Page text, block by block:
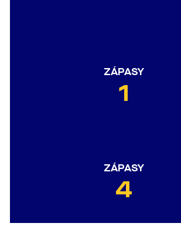
ZÁPASY
1
ZÁPASY
4